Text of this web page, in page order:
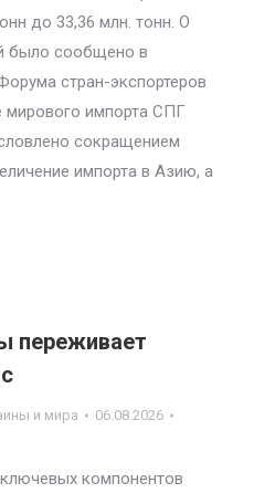
до 33,36 млн. тонн. О
было сообщено в
стран-экспортеров
мирового импорта СПГ
сокращением
импорта в Азию, а
переживает
и мира
06.08.2026
компонентов